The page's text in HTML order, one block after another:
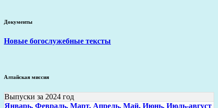
Документы
Новые богослужебные тексты
Алтайская миссия
Выпуски за 2024 год
Январь, Февраль, Март, Апрель, Май, Июнь, Июль-август